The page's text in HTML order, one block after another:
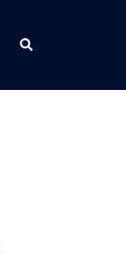
Suche